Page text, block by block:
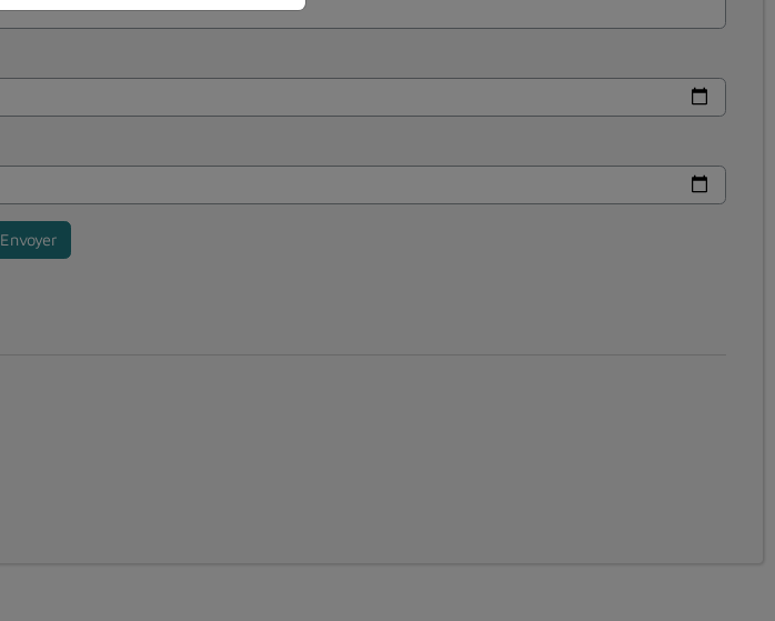
Envoyer